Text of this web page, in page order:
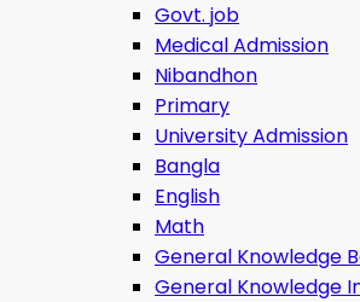
Govt. job
Medical Admission
Nibandhon
Primary
University Admission
Bangla
English
Math
General Knowledge
General Knowledge